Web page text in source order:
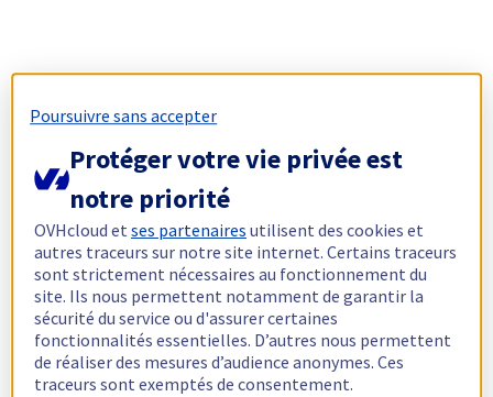
Poursuivre sans accepter
Protéger votre vie privée est
notre priorité
OVHcloud etses partenaires utilisent des cookies et
autres traceurs sur notre site internet. Certains traceurs
sont strictement nécessaires au fonctionnement du
site. Ils nous permettent notamment de garantir la
sécurité du service ou d'assurer certaines
fonctionnalités essentielles. D’autres nous permettent
de réaliser des mesures d’audience anonymes. Ces
traceurs sont exemptés de consentement.